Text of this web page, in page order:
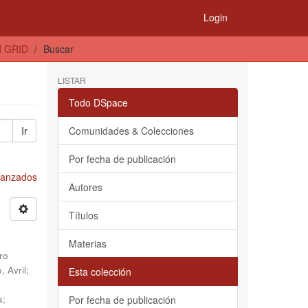
Login
GRID Buscar
Ir
Avril;
;
LISTAR
Todo DSpace
Comunidades & Colecciones
Por fecha de publicación
Autores
Títulos
Materias
Esta colección
Por fecha de publicación